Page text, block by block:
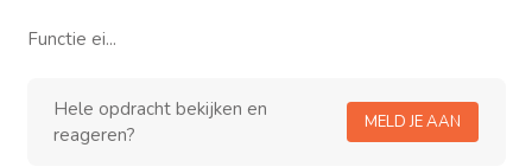
Functie ei...
Hele opdracht bekijken en
reageren?
MELD JE AAN